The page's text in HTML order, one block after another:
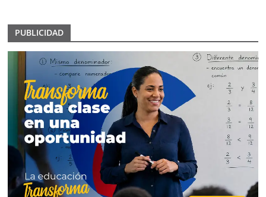
PUBLICIDAD